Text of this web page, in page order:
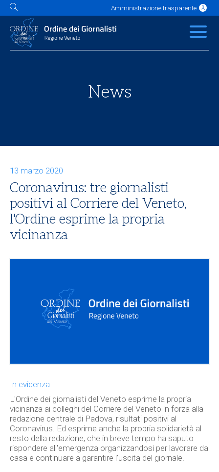
Amministrazione trasparente
L'Ordine News Servizi Albo
Contatti Link utili
News
13 marzo 2020
Coronavirus: tre giornalisti
positivi al Corriere del Veneto,
l'Ordine esprime la propria
vicinanza
In evidenza
L'Ordine dei giornalisti del Veneto esprime la propria
vicinanza ai colleghi del Corriere del Veneto in forza alla
redazione centrale di Padova, risultati positivi al
Coronavirus. Ed esprime anche la propria solidarietà al
resto della redazione, che in breve tempo ha saputo
rispondere all'emergenza organizzandosi per lavorare da
casa e continuare a garantire l'uscita del giornale.